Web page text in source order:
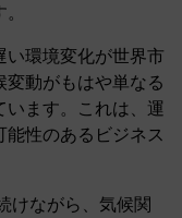
い環境変化が世界市
動がもはや単なる
ます。これは、運
性のあるビジネス
けながら、気候関